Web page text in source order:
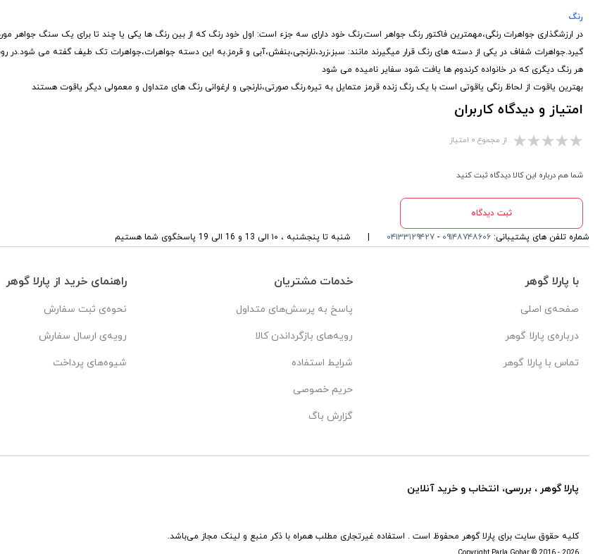
رنگ
در ارزشگذاری جواهرات رنگی،مهمترین فاکتور رنگ جواهر است.رنگ خود دارای سه جزء است: اول خود رنگ که از بین رنگ ها یکی یا چند تا برای یک سنگ جواهر
گیرد.جواهرات شفاف در یکی از دسته های رنگ قرار میگیرند مانند: سبز،زرد،نارنجی،بنفش،آبی و قرمز.به این دسته جواهرات،جواهرات تک طیف گفته می
هر رنگ دیگری که در خانواده کرندوم ها یافت شود سفایر نامیده می شود
بهترین یاقوت از لحاظ رنگی یاقوتی است با یک رنگ زنده قرمز متمایل به تیره.رنگ صورتی،نارنجی و ارغوانی رنگ های متداول و معمولی دیگر یاقوت هستند
امتیاز و دیدگاه کاربران
از مجموع ۰ امتیاز
شما هم درباره این کالا دیدگاه ثبت کنید
ثبت دیدگاه
شماره تلفن های پشتیبانی: ۰۹۱۴۸۷۴۸۶۰۶ - ۰۴۱۳۳۱۲۹۴۲۷ شنبه تا پنجشنبه ، ۱۰ الی 13 و 16 الی 19 پاسخگوی شما هستیم
با پارلا گوهر
صفحه‌ی اصلی
درباره‌ی پارلا گوهر
تماس با پارلا گوهر
خدمات مشتریان
پاسخ به پرسش‌های متداول
رویه‌های بازگرداندن کالا
شرایط استفاده
حریم خصوصی
گزارش باگ
راهنمای خرید از پارلا گوهر
نحوه‌ی ثبت سفارش
رویه‌ی ارسال سفارش
شیوه‌های پرداخت
پارلا گوهر ، بررسی، انتخاب و خرید آنلاین
کلیه حقوق سایت برای پارلا گوهر محفوظ است . استفاده غیرتجاری مطلب همراه با ذکر منبع و لینک مجاز می‌باشد.